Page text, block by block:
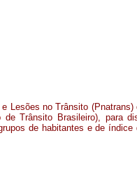
Lesões no Trânsito
Trânsito Brasileiro), para
de habitantes e de índice